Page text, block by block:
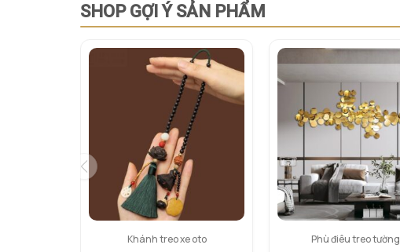
SHOP GỢI Ý SẢN PHẨM
Khánh treo xe oto Phù điêu treo tường